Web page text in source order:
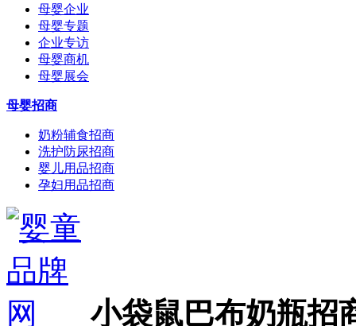
母婴企业
母婴专题
企业专访
母婴商机
母婴展会
母婴招商
奶粉辅食招商
洗护防尿招商
婴儿用品招商
孕妇用品招商
小袋鼠巴布奶瓶招